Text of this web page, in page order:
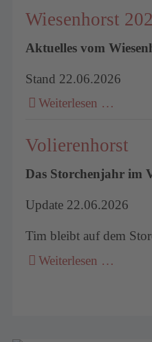
Wiesenhorst
Aktuelles vom
Stand 22.06.2026
Weiterlesen …
Volierenhorst
Das Storchenjahr im
Update 22.06.2026
Tim bleibt auf dem
Weiterlesen …